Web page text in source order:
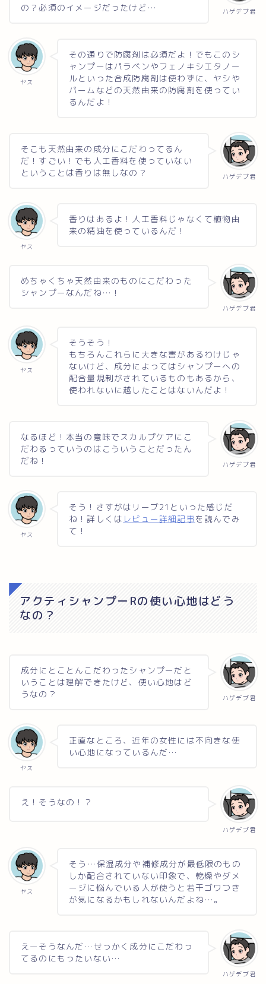
ハゲデブ君
の？必須のイメージだったけど…
ヤス
その通りで防腐剤は必須だよ！でもこのシ
ャンプーはパラベンやフェノキシエタノー
ルといった合成防腐剤は使わずに、ヤシや
パームなどの天然由来の防腐剤を使ってい
るんだよ！
ハゲデブ君
そこも天然由来の成分にこだわってるん
だ！すごい！でも人工香料を使っていない
ということは香りは無しなの？
ヤス
香りはあるよ！人工香料じゃなくて植物由
来の精油を使っているんだ！
ハゲデブ君
めちゃくちゃ天然由来のものにこだわった
シャンプーなんだね…！
ヤス
そうそう！
もちろんこれらに大きな害があるわけじゃ
ないけど、成分によってはシャンプーへの
配合量規制がされているものもあるから、
使われないに越したことはないんだよ！
ハゲデブ君
なるほど！本当の意味でスカルプケアにこ
だわるっていうのはこういうことだったん
だね！
ヤス
そう！さすがはリーブ21といった感じだ
ね！詳しくは レビュー詳細記事を読んでみ
て！
アクティシャンプーRの使い心地はどう
なの？
ハゲデブ君
成分にとことんこだわったシャンプーだと
いうことは理解できたけど、使い心地はど
うなの？
ヤス
正直なところ、近年の女性には不向きな使
い心地になっているんだ…
ハゲデブ君
え！そうなの！？
ヤス
そう…保湿成分や補修成分が最低限のもの
しか配合されていない印象で、乾燥やダメ
ージに悩んでいる人が使うと若干ゴワつき
が気になるかもしれないんだよね…。
ハゲデブ君
えーそうなんだ…せっかく成分にこだわっ
てるのにもったいない…